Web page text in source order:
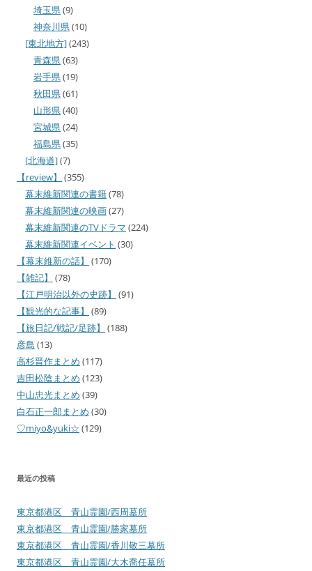
埼玉県(9)
神奈川県(10)
[東北地方](243)
青森県(63)
岩手県(19)
秋田県(61)
山形県(40)
宮城県(24)
福島県(35)
[北海道](7)
【review】
(355)
幕末維新関連の書籍(78)
幕末維新関連の映画(27)
幕末維新関連のTVドラマ (224)
幕末維新関連イベント (30)
【幕末維新の話】
(170)
【雑記】
(78)
【江戸明治以外の史跡】
(91)
【観光的な記事】
(89)
【旅日記/戦記/足跡】
(188)
彦島 (13)
高杉晋作まとめ (117)
吉田松陰まとめ (123)
中山忠光まとめ (39)
白石正一郎まとめ (30)
♡miyo&yuki☆ (129)
最近の投稿
東京都港区 青山霊園/西周墓所
東京都港区 青山霊園/勝家墓所
東京都港区 青山霊園/香川敬三墓所
東京都港区 青山霊園/大木喬任墓所